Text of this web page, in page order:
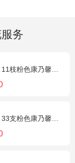
务
11枝粉色康乃馨，栀子叶间插丰满
33支粉色康乃馨，搭配黄莺、满天星。